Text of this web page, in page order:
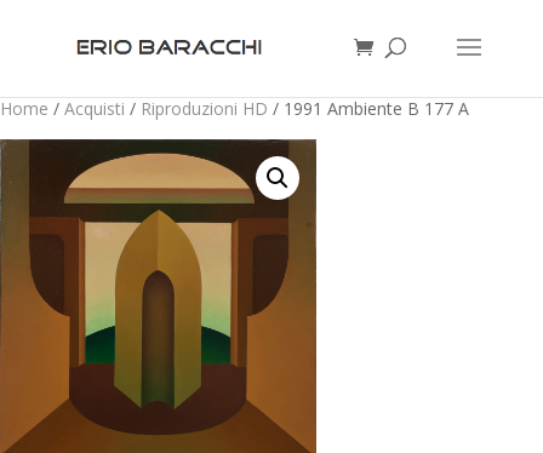
Home / Acquisti / Riproduzioni HD / 1991 Ambiente B 177 A